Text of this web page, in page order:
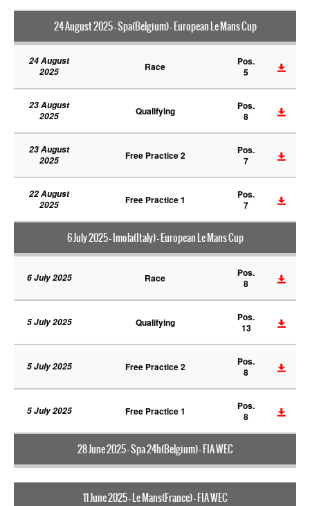
24 August 2025 - Spa(Belgium) - European Le Mans Cup
24 August
2025
Race
Pos.
5
23 August
2025
Qualifying
Pos.
8
23 August
2025
Free Practice 2
Pos.
7
22 August
2025
Free Practice 1
Pos.
7
6 July 2025 - Imola(Italy) - European Le Mans Cup
6 July 2025 Race
Pos.
8
5 July 2025 Qualifying
Pos.
13
5 July 2025 Free Practice 2
Pos.
8
5 July 2025 Free Practice 1
Pos.
8
28 June 2025 - Spa 24h(Belgium) - FIA WEC
11 June 2025 - Le Mans(France) - FIA WEC